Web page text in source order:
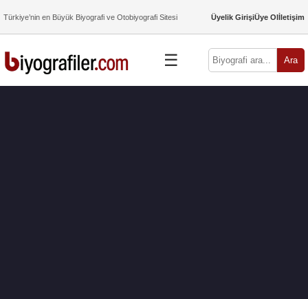
Türkiye’nin en Büyük Biyografi ve Otobiyografi Sitesi Üyelik GirişiÜye Olİletişim
☰ Ara